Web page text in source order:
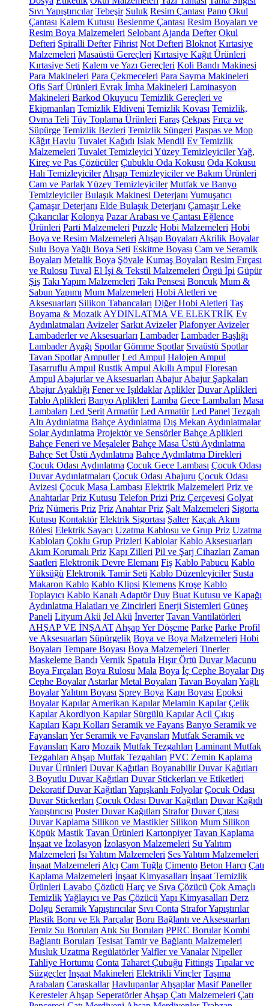
Sıvı Yapıştırıcılar Tebeşir Suluk Resim Çantası Pano Okul
Çantası Kalem Kutusu Beslenme Çantası Resim Boyaları ve
Resim Boya Malzemeleri Selobant Ajanda Defter Okul
Defteri Spiralli Defter Fihrist Not Defteri Bloknot Kırtasiye
Malzemeleri Masaüstü Gereçleri Kırtasiye Kağıt Ürünleri
Kırtasiye Seti Kalem ve Yazı Gereçleri Koli Bandı Makinesi
Para Makineleri Para Çekmeceleri Para Sayma Makineleri
Ofis Sarf Ürünleri Evrak İmha Makineleri Laminasyon
Makineleri Barkod Okuyucu Temizlik Gereçleri ve
Ekipmanları Temizlik Eldiveni Temizlik Kovası Temizlik,
Ovma Teli Tüy Toplama Ürünleri Faraş Çekpas Fırça ve
Süpürge Temizlik Bezleri Temizlik Süngeri Paspas ve Mop
Kâğıt Havlu Tuvalet Kağıdı Islak Mendil Ev Temizlik
Malzemeleri Tuvalet Temizleyici Yüzey TemizleyicilerYağ,
Kireç ve Pas Çözücüler Çubuklu Oda Kokusu Oda Kokusu
Halı Temizleyiciler Ahşap Temizleyiciler ve Bakım Ürünleri
Cam ve Parlak Yüzey Temizleyiciler Mutfak ve Banyo
Temizleyiciler Bulaşık Makinesi Deterjanı Yumuşatıcı
Çamaşır Deterjanı Elde Bulaşık Deterjanı Çamaşır Leke
Çıkarıcılar Kolonya Pazar Arabası ve Çantası Eğlence
Ürünleri Parti Malzemeleri Puzzle Hobi Malzemeleri Hobi
Boya ve Resim Malzemeleri Ahşap Boyaları Akrilik Boyalar
Sulu Boya Yağlı Boya Seti Eskitme Boyası Cam ve Seramik
Boyaları Metalik Boya Şövale Kumaş Boyaları Resim Fırçası
ve Rulosu Tuval El İşi & Tekstil Malzemeleri Örgü İpi Güpür
Şiş Takı Yapım Malzemeleri Takı Pensesi Boncuk Mum &
Sabun Yapımı Mum Malzemeleri Hobi Aletleri ve
Aksesuarları Silikon Tabancaları Diğer Hobi Aletleri Taş
Boyama & Mozaik AYDINLATMA VE ELEKTRİK Ev
Aydınlatmaları Avizeler Sarkıt Avizeler Plafonyer Avizeler
Lambaderler ve Aksesuarları Lambader Lambader Başlığı
Lambader Ayağı Spotlar Gömme Spotlar Sıvaüstü Spotlar
Tavan Spotlar Ampuller Led Ampul Halojen Ampul
Tasarruflu Ampul Rustik Ampul Akıllı Ampul Floresan
Ampul Abajurlar ve Aksesuarları Abajur Abajur Şapkaları
Abajur Ayaklığı Fener ve Işıldaklar Aplikler Duvar Aplikleri
Tablo Aplikleri Banyo Aplikleri Lamba Gece Lambaları Masa
Lambaları Led Şerit Armatür Led Armatür Led Panel Tezgah
Altı Aydınlatma Bahçe Aydınlatma Dış Mekan Aydınlatmalar
Solar Aydınlatma Projektör ve Sensörler Bahçe Aplikleri
Bahçe Feneri ve Meşaleler Bahçe Masa Üstü Aydınlatma
Bahçe Set Üstü Aydınlatma Bahçe Aydınlatma Direkleri
Çocuk Odası Aydınlatma Çocuk Gece Lambası Çocuk Odası
Duvar Aydınlatmaları Çocuk Odası Abajuru Çocuk Odası
Avizesi Çocuk Masa Lambası Elektrik Malzemeleri Priz ve
Anahtarlar Priz Kutusu Telefon Prizi Priz Çerçevesi Golyat
Priz Nümeris Priz Priz Anahtar Priz Şalt Malzemeleri Sigorta
Kutusu Kontaktör Elektrik Sigortası Şalter Kaçak Akım
Rölesi Elektrik Sayacı Uzatma Kablosu ve Grup Priz Uzatma
Kabloları Çoklu Grup Prizleri Kablolar Kablo Aksesuarları
Akım Korumalı Priz Kapı Zilleri Pil ve Şarj Cihazları Zaman
Saatleri Elektronik Devre Elemanı Fiş Kablo Pabucu Kablo
Yüksüğü Elektronik Tamir Seti Kablo Düzenleyiciler Susta
Makaron Kablo Kablo Klipsi Klemens Kroşe Kablo
Toplayıcı Kablo Kanalı Adaptör Duy Buat Kutusu ve Kapağı
Aydınlatma Halatları ve Zincirleri Enerji Sistemleri Güneş
Paneli Lityum Akü Jel Akü İnverter Tavan Vantilatörleri
AHŞAP VE İNŞAAT Ahşap Yer Döşeme Parke Parke Profil
ve Aksesuarları Süpürgelik Boya ve Boya Malzemeleri Hobi
Boyaları Tempare Boyası Boya Malzemeleri Tinerler
Maskeleme Bandı Vernik Spatula Hışır Örtü Duvar Macunu
Boya Fırçaları Boya Rulosu Mala Boya İç Cephe Boyalar Dış
Cephe Boyalar Astarlar Metal Boyaları Tavan Boyaları Yağlı
BoyalarYalıtım Boyası Sprey Boya Kapı Boyası Epoksi
Boyalar Kapılar Amerikan Kapılar Melamin Kapılar Çelik
Kapılar Akordiyon Kapılar Sürgülü Kapılar Acil Çıkış
Kapıları Kapı Kolları Seramik ve Fayans Banyo Seramik ve
Fayansları Yer Seramik ve Fayansları Mutfak Seramik ve
Fayansları Karo Mozaik Mutfak Tezgahları Laminant Mutfak
Tezgahları Ahşap Mutfak Tezgahları PVC Zemin Kaplama
Duvar Ürünleri Duvar Kağıtları Boyanabilir Duvar Kağıtları
3 Boyutlu Duvar Kağıtları Duvar Stickerları ve Etiketleri
Dekoratif Duvar Kağıtları Yapışkanlı Folyolar Çocuk Odası
Duvar Stickerları Çocuk Odası Duvar Kağıtları Duvar Kağıdı
Yapıştırıcısı Poster Duvar Kağıtları Strafor Duvar Çıtası
Duvar Kaplama Silikon ve Mastikler Silikon Mum Silikon
Köpük Mastik Tavan Ürünleri Kartonpiyer Tavan Kaplama
İnşaat ve İzolasyon İzolasyon Malzemeleri Su Yalıtım
Malzemeleri Isı Yalıtım Malzemeleri Ses Yalıtım Malzemeleri
İnşaat Malzemeleri Alçı Cam Tuğla Çimento Beton Harcı Çatı
Kaplama Malzemeleri İnşaat Kimyasalları İnşaat Temizlik
Ürünleri Lavabo Çözücü Harç ve Sıva Çözücü Çok Amaçlı
TemizlikYağlayıcı ve Pas Çözücü Yapı Kimyasalları Derz
Dolgu Seramik Yapıştırıcılar Sıvı Conta Strafor Yapıştırılar
Plastik Boru ve Ek Parçalar Boru Bağlantı ve Aksesuarları
Temiz Su Boruları Atık Su Boruları PPRC Borular Kombi
Bağlantı Boruları Tesisat Tamir ve Bağlantı Malzemeleri
Musluk Uzatma Regülatörler Valfler ve Vanalar Nipeller
Tahliye Hortumu Conta Taharet Çubuğu Fittings Tıpalar ve
Süzgeçler İnşaat Makineleri Elektrikli Vinçler Taşıma
Arabaları Caraskallar Havlupanlar Ahşaplar Masif Paneller
Keresteler Ahşap Seperatörler Ahşap Çatı Malzemeleri Çatı